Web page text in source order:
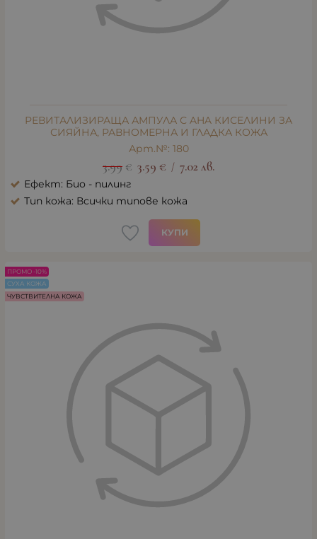
РЕВИТАЛИЗИРАЩА АМПУЛА С AHA КИСЕЛИНИ ЗА
СИЯЙНА, РАВНОМЕРНА И ГЛАДКА КОЖА
Арт.№: 180
3.99 € 3.59 € / 7.02 лв.
Ефект: Био - пилинг
Тип кожа: Всички типове кожа
КУПИ
ПРОМО -10%
СУХА КОЖА
ЧУВСТВИТЕЛНА КОЖА